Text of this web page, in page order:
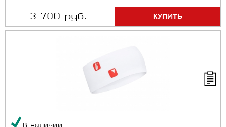
3 700 руб.